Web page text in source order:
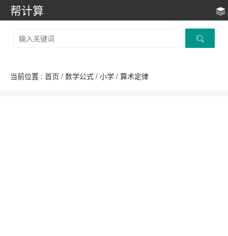
帮计算
当前位置 : 首页 / 数学公式 / 小学 / 算术定律